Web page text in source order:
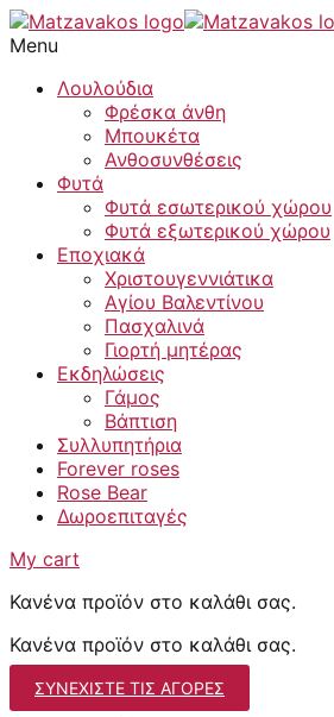
Μετάβαση
στο
περιεχόμενο
Menu
Λουλούδια
Φρέσκα άνθη
Μπουκέτα
Ανθοσυνθέσεις
Φυτά
Φυτά εσωτερικού χώρου
Φυτά εξωτερικού χώρου
Εποχιακά
Χριστουγεννιάτικα
Αγίου Βαλεντίνου
Πασχαλινά
Γιορτή μητέρας
Εκδηλώσεις
Γάμος
Βάπτιση
Συλλυπητήρια
Forever roses
Rose Bear
Δωροεπιταγές
My cart
Κανένα προϊόν στο καλάθι σας.
Κανένα προϊόν στο καλάθι σας.
ΣΥΝΕΧΊΣΤΕ ΤΙΣ ΑΓΟΡΈΣ